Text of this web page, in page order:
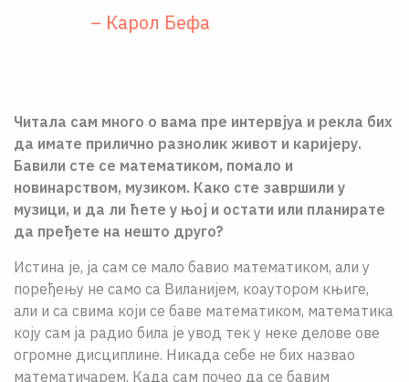
– Карол Бефа
Читала сам много о вама пре интервјуа и рекла бих
да имате прилично разнолик живот и каријеру.
Бавили сте се математиком, помало и
новинарством, музиком. Како сте завршили у
музици, и да ли ћете у њој и остати или планирате
да пређете на нешто друго?
Истина је, ја сам се мало бавио математиком, али у
поређењу не само са Виланијем, коаутором књиге,
али и са свима који се баве математиком, математика
коју сам ја радио била је увод тек у неке делове ове
огромне дисциплине. Никада себе не бих назвао
математичарем. Када сам почео да се бавим